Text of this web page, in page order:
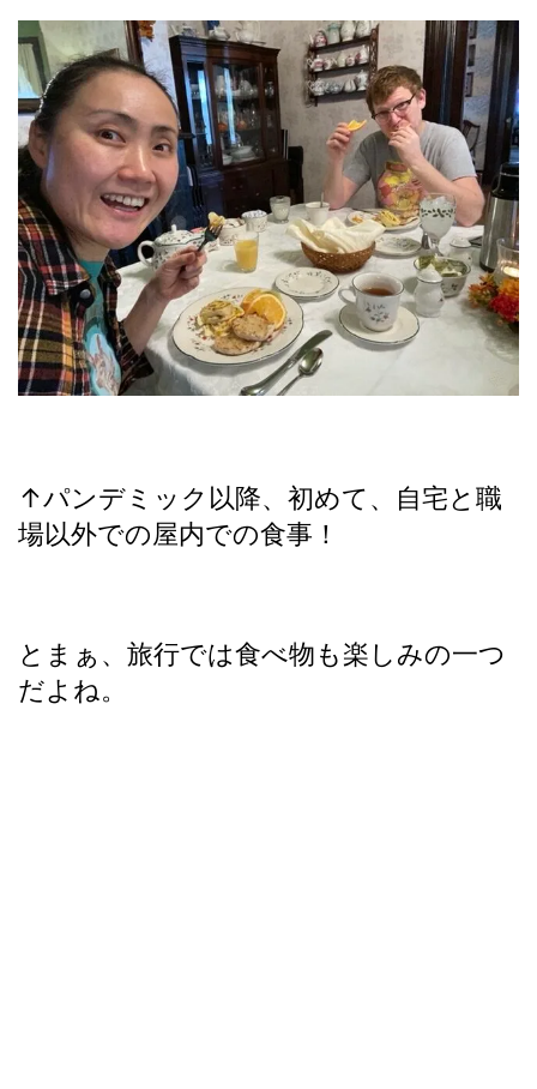
↑パンデミック以降、初めて、自宅と職
場以外での屋内での食事！
とまぁ、旅行では食べ物も楽しみの一つ
だよね。